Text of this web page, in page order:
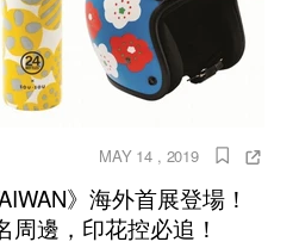
MAY 14 , 2019
》海外首展登場！
邊，印花控必追！